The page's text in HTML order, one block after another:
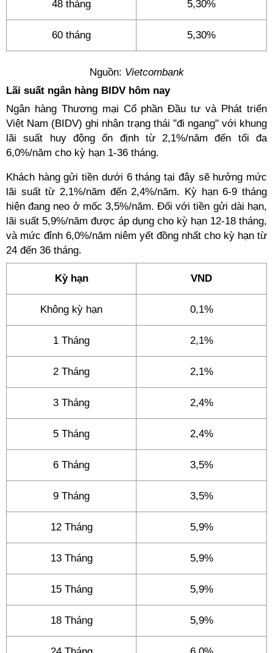
48 tháng 5,30%
60 tháng 5,30%
Nguồn: Vietcombank
Lãi suất ngân hàng BIDV hôm nay
Ngân hàng Thương mại Cổ phần Đầu tư và Phát triển
Việt Nam (BIDV) ghi nhận trạng thái "đi ngang" với khung
lãi suất huy động ổn định từ 2,1%/năm đến tối đa
6,0%/năm cho kỳ hạn 1-36 tháng.
Khách hàng gửi tiền dưới 6 tháng tại đây sẽ hưởng mức
lãi suất từ 2,1%/năm đến 2,4%/năm. Kỳ hạn 6-9 tháng
hiện đang neo ở mốc 3,5%/năm. Đối với tiền gửi dài hạn,
lãi suất 5,9%/năm được áp dụng cho kỳ hạn 12-18 tháng,
và mức đỉnh 6,0%/năm niêm yết đồng nhất cho kỳ hạn từ
24 đến 36 tháng.
Kỳ hạn VND
Không kỳ hạn 0,1%
1 Tháng 2,1%
2 Tháng 2,1%
3 Tháng 2,4%
5 Tháng 2,4%
6 Tháng 3,5%
9 Tháng 3,5%
12 Tháng 5,9%
13 Tháng 5,9%
15 Tháng 5,9%
18 Tháng 5,9%